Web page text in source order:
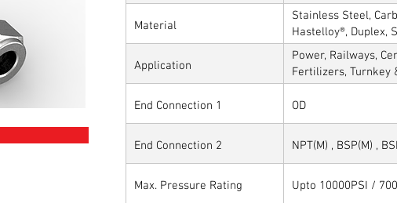
Material
Stainless Steel,
Hastelloy®, Duplex,
Alloys
Application
Power, Railways,
Fertilizers, Turnkey
Sytems, Paper Mills
End Connection 1
OD
End Connection 2 NPT(M) , BSP(M) ,
Max. Pressure Rating Upto 10000PSI /